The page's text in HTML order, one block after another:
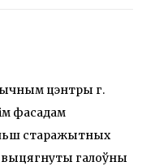
цэнтры г.
фасадам
старажытных
выцягнуты галоўны